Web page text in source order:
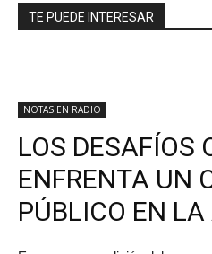
TE PUEDE INTERESAR